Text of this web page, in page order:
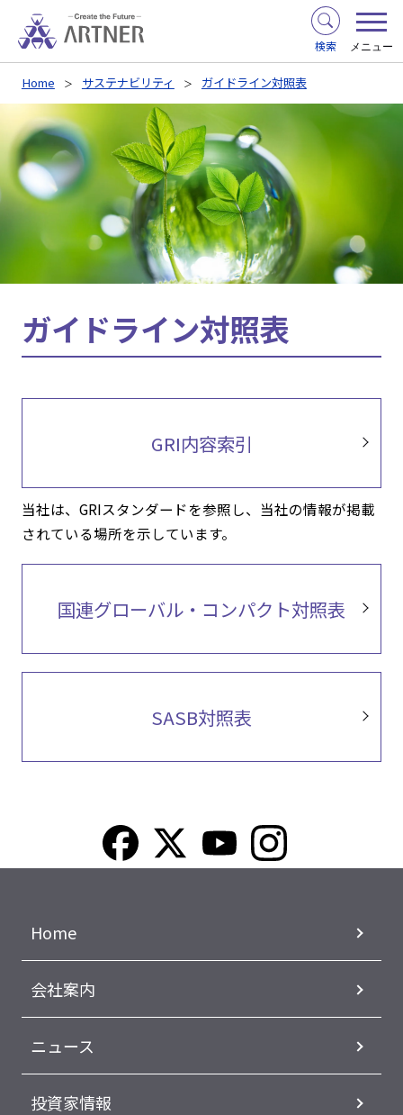
検索 メニュー
Home サステナビリティ ガイドライン対照表
ガイドライン対照表
GRI内容索引
当社は、GRIスタンダードを参照し、当社の情報が掲載
されている場所を示しています。
国連グローバル・コンパクト対照表
SASB対照表
Home
会社案内
ニュース
投資家情報